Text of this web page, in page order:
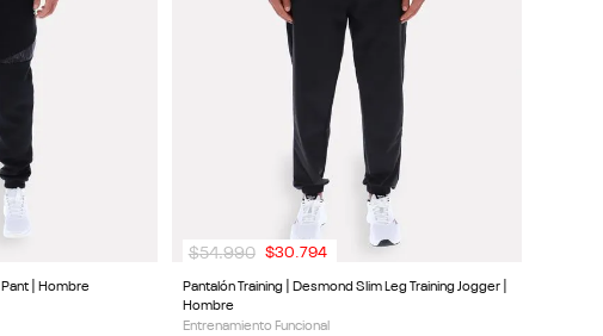
Pant | Hombre
Pantalón Training | Desmond Slim Leg Training Jogger |
Hombre
Entrenamiento Funcional
$54.990 $30.794